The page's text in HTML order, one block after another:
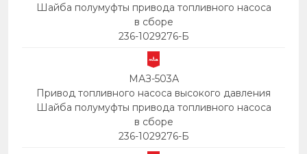
Шайба полумуфты привода топливного насоса
в сборе
236-1029276-Б
МАЗ-503А
Привод топливного насоса высокого давления
Шайба полумуфты привода топливного насоса
в сборе
236-1029276-Б